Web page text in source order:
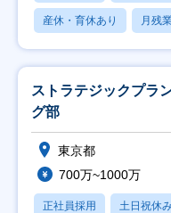
産休・育休あり 月残
ストラテジックプラ
グ部
東京都
700万~1000万
正社員採用 土日祝休